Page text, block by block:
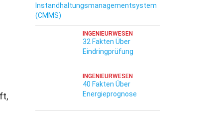
Instandhaltungsmanagementsystem
(CMMS)
INGENIEURWESEN
32 Fakten Über
Eindringprüfung
INGENIEURWESEN
40 Fakten Über
Energieprognose